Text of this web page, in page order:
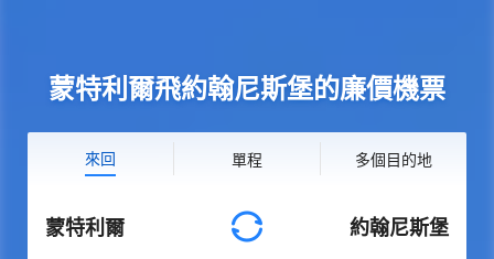
蒙特利爾飛約翰尼斯堡的廉價機票
來回 單程 多個目的地
蒙特利爾 約翰尼斯堡